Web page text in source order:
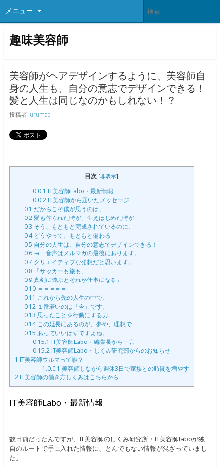
メニュー
趣味美容師
美容師がヘアデザインするように、美容師自
身の人生も、自分の意志でデザインできる！
髪と人生は同じなのかもしれない！？
投稿者: urumac
目次 [非表示]
0.0.1 IT美容師Labo・最新情報
0.0.2 IT美容師から届いたメッセージ
0.1 だからこそ僕が思うのは、
0.2髪も作られた時が、生えはじめた時が
0.3 そう、もともと完成されているのに、
0.4どうやって、もともと備わる
0.5 自分の人生は、自分の意志でデザインできる！
0.6→ 音声はメルマガの最後にあります。
0.7 クリエイティブな発想だと思います。
0.8「サッカーも旅も、
0.9真剣に遊ぶとそれが仕事になる」
0.10＝＝＝＝＝
0.11 これから先の人生の中で、
0.12１番若いのは「今」です。
0.13 思ったことを行動にする力
0.14この延長にあるのが、夢や、理想で
0.15 あっていいはずですよね。
0.15.1 IT美容師Labo・編集長から一言
0.15.2 IT美容師Labo・しくみ研究部からのお知らせ
1 IT美容師ウルマって誰？
1.0.0.1 美容師しながら週休3日で家族との時間を増やす
2IT美容師の働き方しくみはこちらから
IT美容師Labo・最新情報
数日前だったんですが、IT美容師のしくみ研究所・IT美容師laboが独
自のルートで手に入れた情報に、とんでもない情報が混ざっていまし
た。